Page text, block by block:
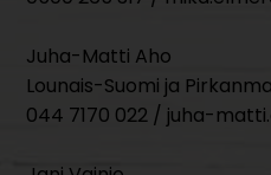
Juha-Matti Aho
Lounais-Suomi ja
044 7170 022 / juha-